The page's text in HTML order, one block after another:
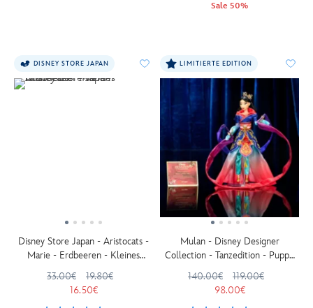
Sale 50%
DISNEY STORE JAPAN
Disney Store Japan - Aristocats -
Marie - Erdbeeren - Kleines
33.00€
19.80€
16.50€
LIMITIERTE EDITION
Mulan - Disney Designer
Collection - Tanzedition - Puppe
140.00€
119.00€
98.00€